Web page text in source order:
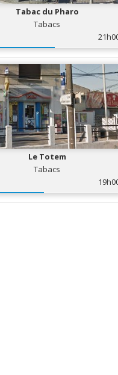
Tabac du Pharo
Tabacs
Le Totem
Tabacs